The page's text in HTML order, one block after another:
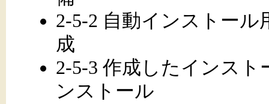
2-5-2 自動インストー
成
2-5-3 作成したインス
ンストール